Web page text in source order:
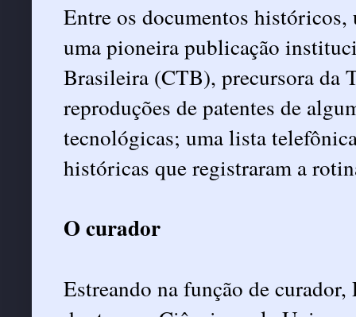
Entre os documentos
uma pioneira publicação
Brasileira (CTB), precursora da
reproduções de patentes de
tecnológicas; uma lista
históricas que registraram a
O curador
Estreando na função de